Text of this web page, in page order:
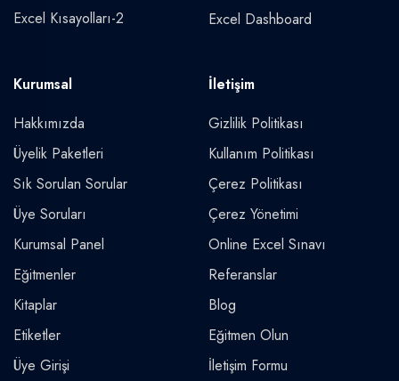
Excel Kısayolları-2
Excel Dashboard
Kurumsal
Hakkımızda
Üyelik Paketleri
Sık Sorulan Sorular
Üye Soruları
Kurumsal Panel
Eğitmenler
Kitaplar
Etiketler
Üye Girişi
İletişim
Gizlilik Politikası
Kullanım Politikası
Çerez Politikası
Çerez Yönetimi
Online Excel Sınavı
Referanslar
Blog
Eğitmen Olun
İletişim Formu